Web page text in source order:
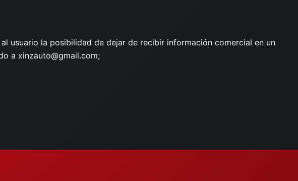
usuario la posibilidad de dejar de recibir información comercial en un
a xinzauto@gmail.com;